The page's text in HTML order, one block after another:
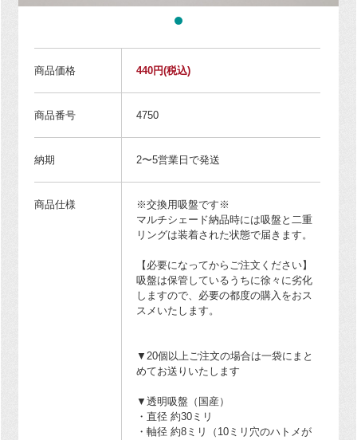
商品価格 440円(税込)
商品番号 4750
納期 2〜5営業日で発送
商品仕様
※交換用吸盤です※
マルチシェード納品時には吸盤と二重
リングは装着された状態で届きます。
【必要になってからご注文ください】
吸盤は保管しているうちに徐々に劣化
しますので、必要の都度の購入をおス
スメいたします。
▼20個以上ご注文の場合は一袋にまと
めてお送りいたします
▼透明吸盤（国産）
・直径 約30ミリ
・軸径 約8ミリ（10ミリ穴のハトメが